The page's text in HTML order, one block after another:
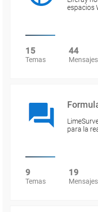
espacios
15
Temas
44
Mensajes
para la
9
Temas
19
Mensajes